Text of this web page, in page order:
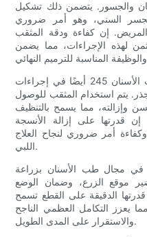
التيجان والجسور. يتضمن ذلك تشكيل
الجسر السني، وهو أمر ضروري
إن كفاءة ودقة المثقب
تقدر بثمن لهذه الإجراءات، مما يضمن
علاوة على ذلك، يتم استخدام المثقب الأسنان 245 أيضًا في إجراءات
يتم استخدام المثقب للوصول
وإزالته، مما يسمح بالتنظيف
قدرتها على إزالة الأنسجة
أمر ضروري لنجاح العلاج
اللبي.
هناك استخدام مهم آخر لأداة 245 في مجال طب الأسنان بزراعة
موقع الزرع، وضمان الوضع
الدقيقة على القطع تسمح
يعزز التكامل العظمي الناجح
والاستقرار على المدى الطويل.